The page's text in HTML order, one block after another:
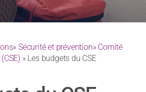
»Sécurité et prévention» Comité
» Les budgets du CSE